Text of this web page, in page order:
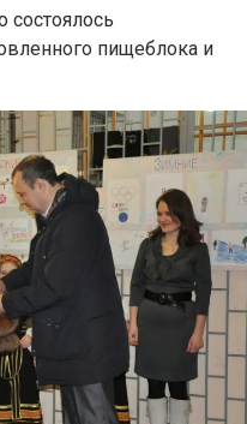
состоялось
пищеблока и